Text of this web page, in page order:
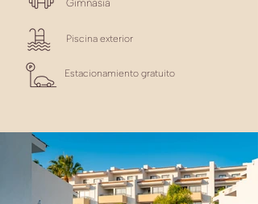
Gimnasia
Piscina exterior
Estacionamiento gratuito